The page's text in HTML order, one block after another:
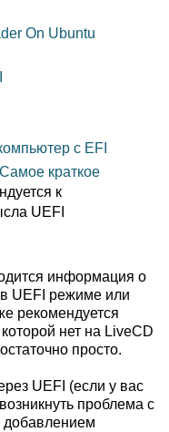
On Ubuntu
с EFI
краткое
к
UEFI
информация о
в UEFI режиме или
рекомендуется
нет на LiveCD
просто.
UEFI (если у вас
проблема с
добавлением